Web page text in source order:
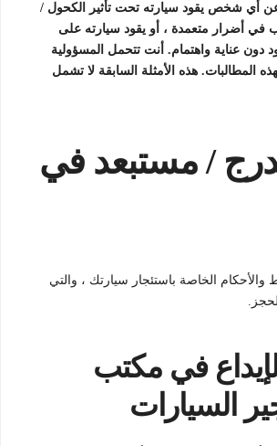
أي شخص يقود سيارته تحت تأثير الكحول /
في أضرار متعمدة ، أو يقود سيارته على
دون عناية واهتمام. أنت تتحمل المسؤولية
المطالبات. هذه الأمثلة السابقة لا تشمل
/ مستبعد في
الخاصة باستئجار سيارتك ، والتي
في مكتب
السيارات